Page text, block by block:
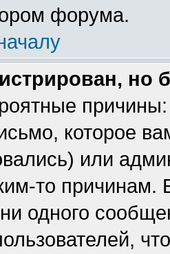
форума.
но
которое
или
то
одного